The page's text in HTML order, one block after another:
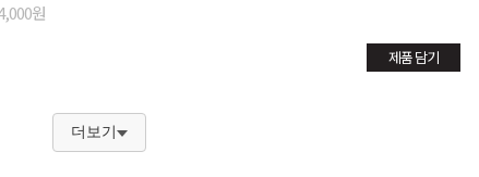
원
제품 담기
더보기